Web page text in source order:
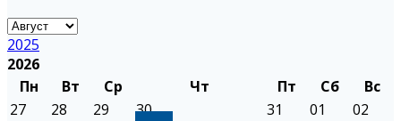
2025
2026
Пн
Вт Ср Чт Пт Сб
Вс
27
28 29 30 31 01 02